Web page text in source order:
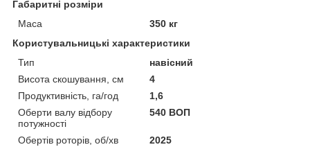
Габаритні розміри
Маса
350 кг
Користувальницькі характеристики
Тип
навісний
Висота скошування, см
4
Продуктивність, га/год
1,6
Оберти валу відбору
потужності
540 ВОП
Обертів роторів, об/хв 2025